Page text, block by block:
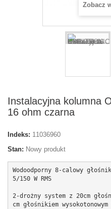
Zobacz
Instalacyjna kolumna
16 ohm czarna
Indeks: 11036960
Stan: Nowy produkt
Wodoodporny 8-calowy
5/150 W RMS
2-drożny system z 20cm
cm głośnikiem